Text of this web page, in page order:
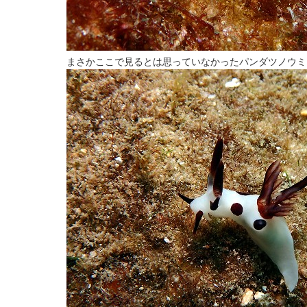
まさかここで見るとは思っていなかったパンダツノウ